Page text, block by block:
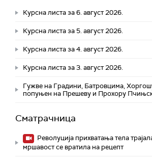
Курсна листа за 6. август 2026.
Курсна листа за 5. август 2026.
Курсна листа за 4. август 2026.
Курсна листа за 3. август 2026.
Гужве на Градини, Батровцима,
попуњен на Прешеву и Прохору
Сматрачница
Револуција прихватања тела
мршавост се вратила на рецепт